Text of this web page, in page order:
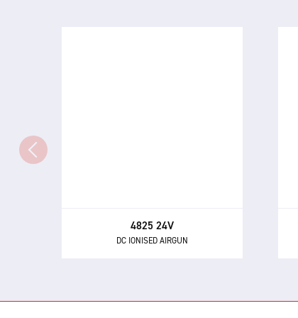
4825 24V
DC IONISED AIRGUN